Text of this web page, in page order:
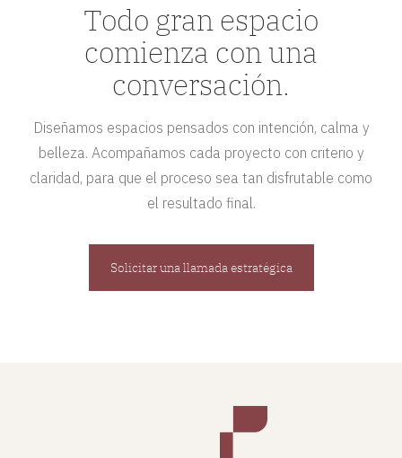
Todo gran espacio
comienza con una
conversación.
Diseñamos espacios pensados con intención, calma y
belleza. Acompañamos cada proyecto con criterio y
claridad, para que el proceso sea tan disfrutable como
el resultado final.
Solicitar una llamada estratégica